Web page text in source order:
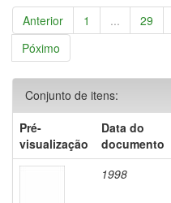
Anterior 1 ... 29
Póximo
Conjunto de itens:
Pré-
visualização
Data do
documento
1998